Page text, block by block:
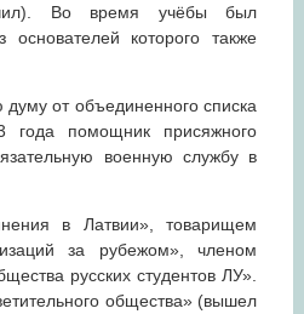
Во время учёбы был
которого также
от объединенного списка
года помощник присяжного
военную службу в
в Латвии», товарищем
за рубежом», членом
русских студентов ЛУ».
общества» (вышел